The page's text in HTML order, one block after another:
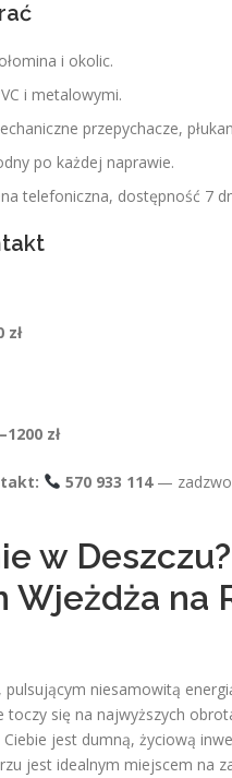
i okolic.
i metalowymi.
przepychacze,
po każdej naprawie.
telefoniczna, dostępność 7
zł
zł
570 933 114—
w
na
niesamowitą
się na najwyższych
jest dumną, życiową
jest idealnym miejscem na